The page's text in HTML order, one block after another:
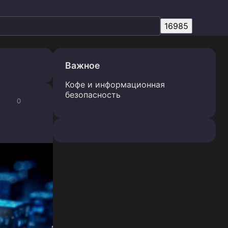
0
Важное
Кофе и информационная
безопасность